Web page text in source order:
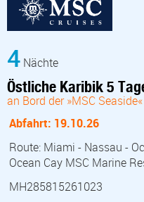
4 Nächte
Östliche Karibik 5
an Bord der »MSC Seaside«
Abfahrt: 19.10.26
Route: Miami - Nassau -
Ocean Cay MSC Marine
MH285815261023